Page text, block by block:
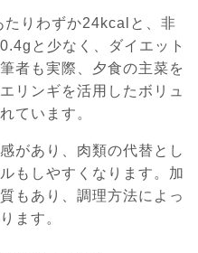
りわずか24kcalと、非
と少なく、ダイエット
者も実際、夕食の主菜を
リンギを活用したボリュ
ています。
があり、肉類の代替とし
もしやすくなります。加
もあり、調理方法によっ
ます。